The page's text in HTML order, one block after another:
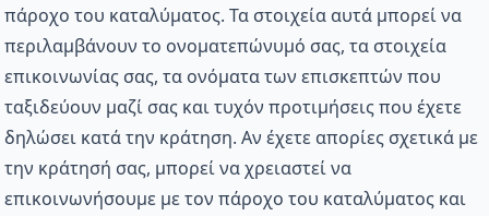
πάροχο του καταλύματος. Τα στοιχεία αυτά μπορεί να
περιλαμβάνουν το ονοματεπώνυμό σας, τα στοιχεία
επικοινωνίας σας, τα ονόματα των επισκεπτών που
ταξιδεύουν μαζί σας και τυχόν προτιμήσεις που έχετε
δηλώσει κατά την κράτηση. Αν έχετε απορίες σχετικά με
την κράτησή σας, μπορεί να χρειαστεί να
επικοινωνήσουμε με τον πάροχο του καταλύματος και